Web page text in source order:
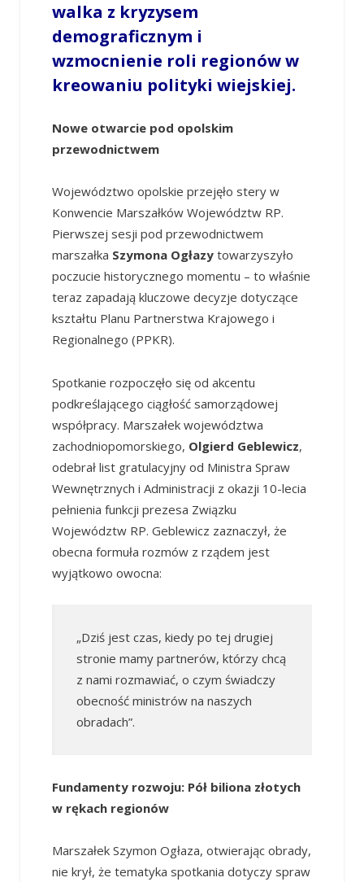
walka z kryzysem
demograficznym i
wzmocnienie roli regionów w
kreowaniu polityki wiejskiej.
Nowe otwarcie pod opolskim
przewodnictwem
Województwo opolskie przejęło stery w
Konwencie Marszałków Województw RP.
Pierwszej sesji pod przewodnictwem
marszałka Szymona Ogłazytowarzyszyło
poczucie historycznego momentu – to właśnie
teraz zapadają kluczowe decyzje dotyczące
kształtu Planu Partnerstwa Krajowego i
Regionalnego (PPKR).
Spotkanie rozpoczęło się od akcentu
podkreślającego ciągłość samorządowej
współpracy. Marszałek województwa
zachodniopomorskiego, Olgierd Geblewicz,
odebrał list gratulacyjny od Ministra Spraw
Wewnętrznych i Administracji z okazji 10-lecia
pełnienia funkcji prezesa Związku
Województw RP. Geblewicz zaznaczył, że
obecna formuła rozmów z rządem jest
wyjątkowo owocna:
„Dziś jest czas, kiedy po tej drugiej
stronie mamy partnerów, którzy chcą
z nami rozmawiać, o czym świadczy
obecność ministrów na naszych
obradach”.
Fundamenty rozwoju: Pół biliona złotych
w rękach regionów
Marszałek Szymon Ogłaza, otwierając obrady,
nie krył, że tematyka spotkania dotyczy spraw